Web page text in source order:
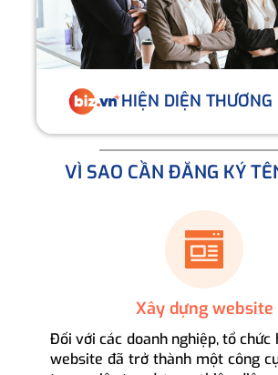
HIỆN DIỆN THƯƠNG
VÌ SAO CẦN ĐĂNG KÝ
Xây dựng website
Đối với các doanh nghiệp, tổ chức
website đã trở thành một công